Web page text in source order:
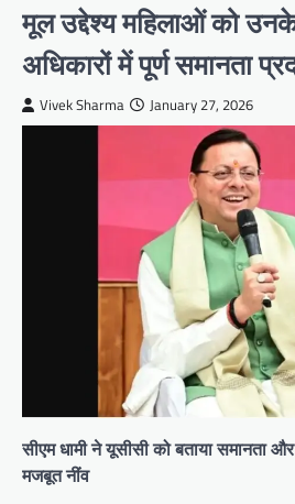
मूल उद्देश्य महिलाओं को
अधिकारों में पूर्ण समानता
Vivek Sharma January 27, 2026
सीएम धामी ने यूसीसी को बताया समानता
मजबूत नींव